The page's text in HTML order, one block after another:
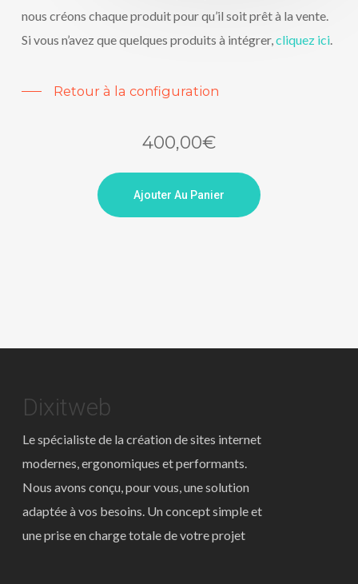
nous créons chaque produit pour qu’il soit prêt à la vente.
Si vous n’avez que quelques produits à intégrer, cliquez ici.
Retour à la configuration
400,00€
Ajouter Au Panier
Dixitweb
Le spécialiste de la création de sites internet
modernes, ergonomiques et performants.
Nous avons conçu, pour vous, une solution
adaptée à vos besoins. Un concept simple et
une prise en charge totale de votre projet